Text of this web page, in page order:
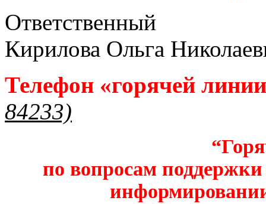
Ответственный
Кирилова Ольга
Телефон «горячей
84233)
по вопросам поддержки